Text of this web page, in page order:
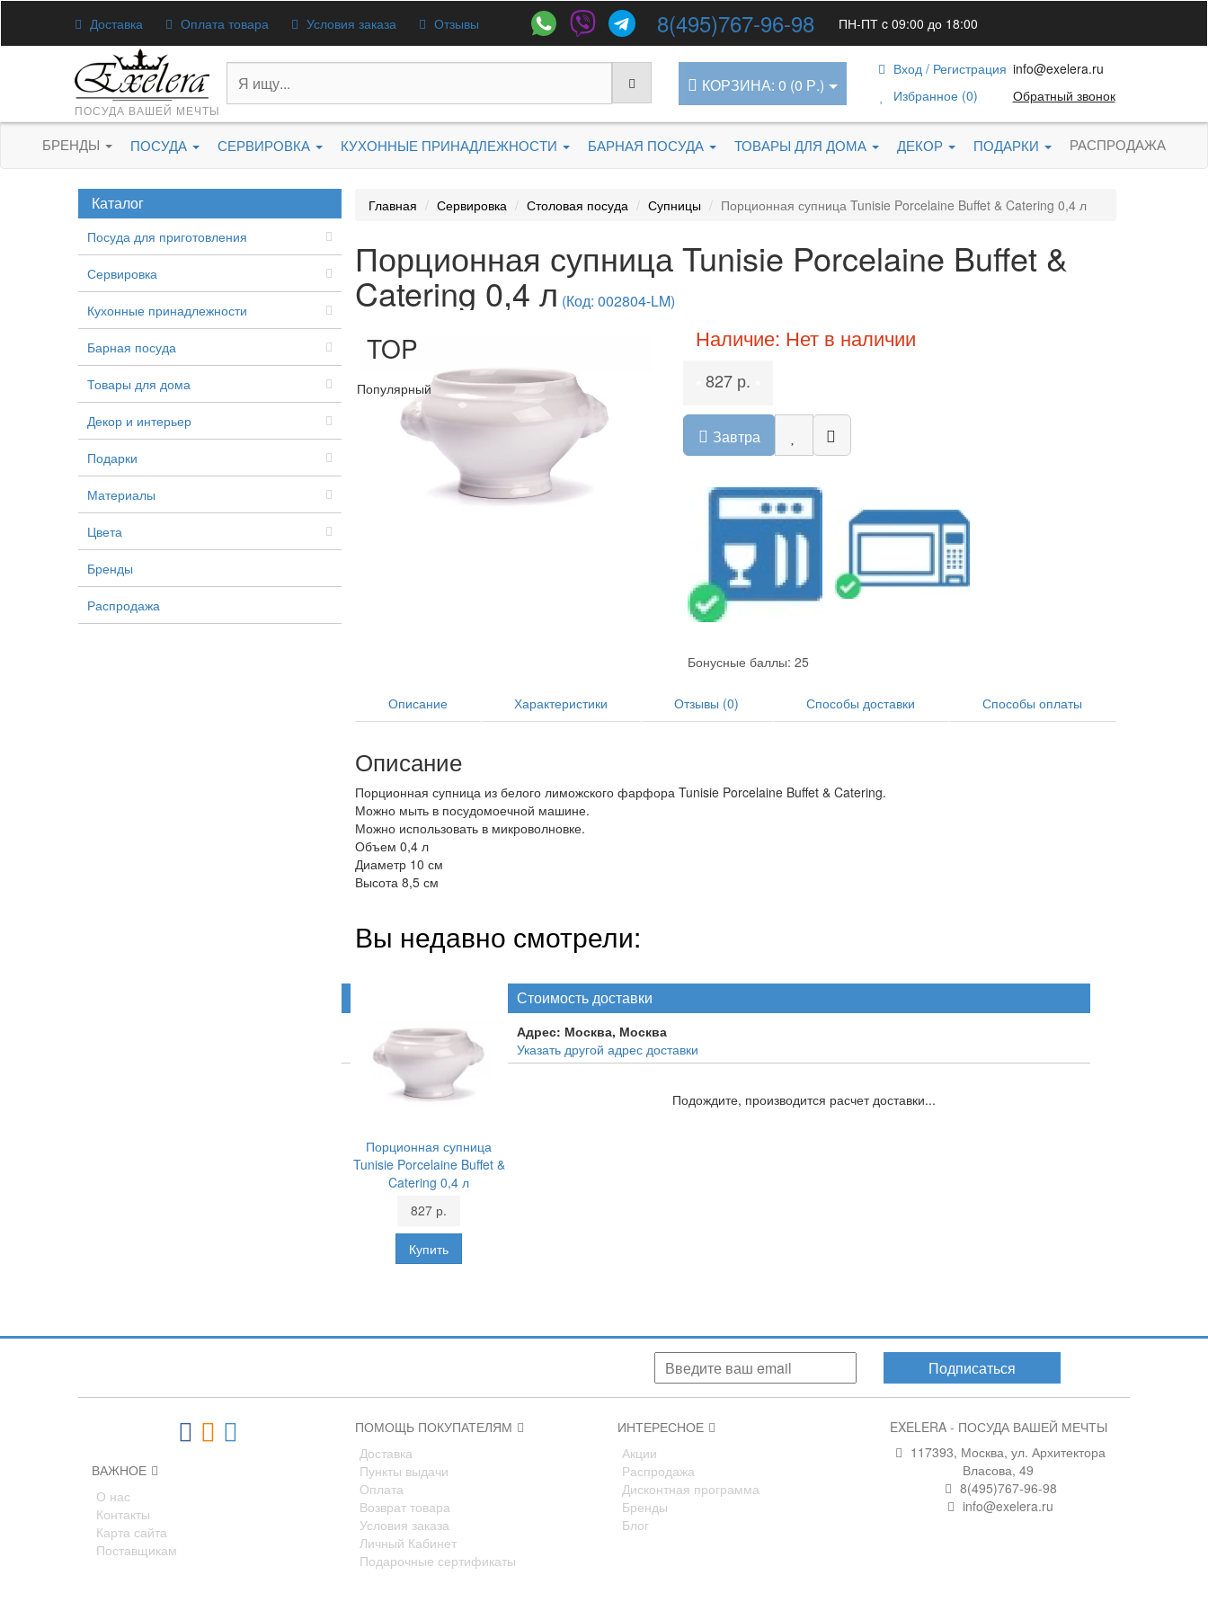
Доставка Оплата товара Условия заказа Отзывы 8(495)767-96-98 ПН-ПТ c 09:00 до 18:00
ПОСУДА ВАШЕЙ МЕЧТЫ
КОРЗИНА: 0 (0 Р.)
Вход / Регистрация
Избранное (0)
info@exelera.ru
Обратный звонок
БРЕНДЫ ПОСУДА СЕРВИРОВКА КУХОННЫЕ ПРИНАДЛЕЖНОСТИ БАРНАЯ ПОСУДА ТОВАРЫ ДЛЯ ДОМА ДЕКОР ПОДАРКИ РАСПРОДАЖА
Каталог
Посуда для приготовления
Сервировка
Кухонные принадлежности
Барная посуда
Товары для дома
Декор и интерьер
Подарки
Материалы
Цвета
Бренды
Распродажа
Главная Сервировка Столовая посуда Супницы Порционная супница Tunisie Porcelaine Buffet & Catering 0,4 л
Порционная супница Tunisie Porcelaine Buffet &
Catering 0,4 л (Код: 002804-LM)
TOP
Популярный
Наличие: Нет в наличии
827 р.
Завтра
Бонусные баллы: 25
Описание Характеристики Отзывы (0) Способы доставки Способы оплаты
Описание
Порционная супница из белого лиможского фарфора Tunisie Porcelaine Buffet & Catering.
Можно мыть в посудомоечной машине.
Можно использовать в микроволновке.
Объем 0,4 л
Диаметр 10 см
Высота 8,5 см
Вы недавно смотрели:
Порционная супница
Tunisie Porcelaine Buffet &
Catering 0,4 л
827 р.
Стоимость доставки
Адрес: Москва, Москва
Указать другой адрес доставки
Подождите, производится расчет доставки...
Подписаться
ВАЖНОЕ
О нас
Контакты
Карта сайта
Поставщикам
ПОМОЩЬ ПОКУПАТЕЛЯМ
Доставка
Пункты выдачи
Оплата
Возврат товара
Условия заказа
Личный Кабинет
Подарочные сертификаты
ИНТЕРЕСНОЕ
Акции
Распродажа
Дисконтная программа
Бренды
Блог
EXELERA - ПОСУДА ВАШЕЙ МЕЧТЫ
117393, Москва, ул. Архитектора
Власова, 49
8(495)767-96-98
info@exelera.ru